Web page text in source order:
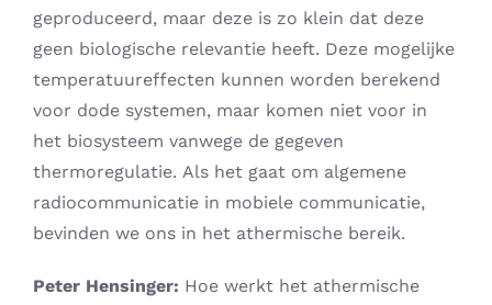
geproduceerd, maar deze is zo klein dat deze
geen biologische relevantie heeft. Deze mogelijke
temperatuureffecten kunnen worden berekend
voor dode systemen, maar komen niet voor in
het biosysteem vanwege de gegeven
thermoregulatie. Als het gaat om algemene
radiocommunicatie in mobiele communicatie,
bevinden we ons in het athermische bereik.
Peter Hensinger: Hoe werkt het athermische